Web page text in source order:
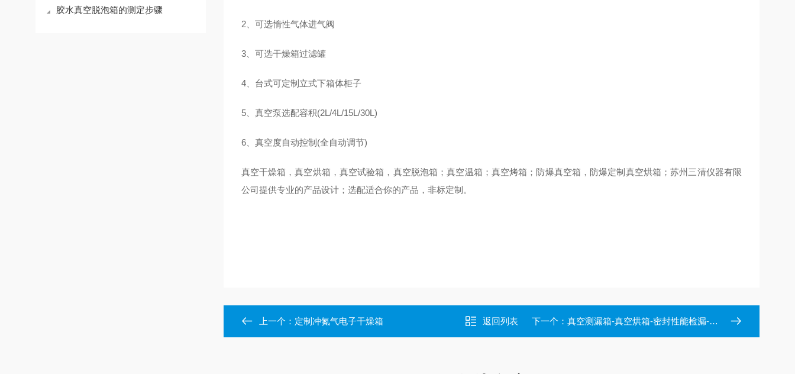
胶水真空脱泡箱的测定步骤
2、可选惰性气体进气阀
3、可选干燥箱过滤罐
4、台式可定制立式下箱体柜子
5、真空泵选配容积(2L/4L/15L/30L)
6、真空度自动控制(全自动调节)
真空干燥箱，真空烘箱，真空试验箱，真空脱泡箱；真空温箱；真空烤箱；防爆真空箱，防爆定制真空烘箱；苏州三清仪器有限
公司提供专业的产品设计；选配适合你的产品， 非标定制。
上一个： 定制冲氮气电子干燥箱 返回列表 下一个： 真空测漏箱-真空烘箱-密封性能检漏-三清真空箱